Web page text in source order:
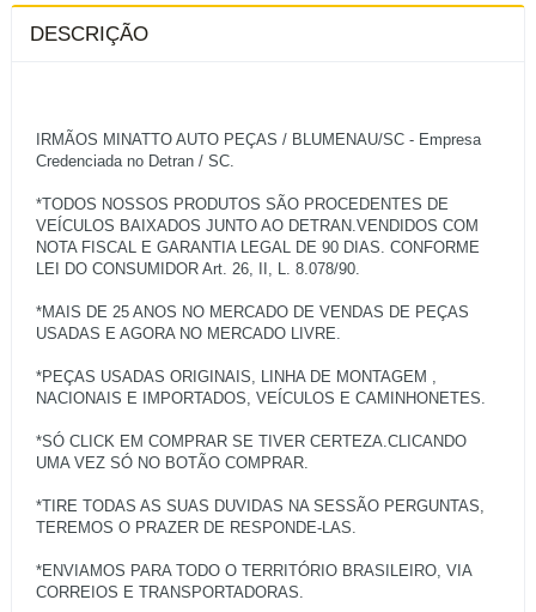
DESCRIÇÃO
IRMÃOS MINATTO AUTO PEÇAS / BLUMENAU/SC - Empresa
Credenciada no Detran / SC.
*TODOS NOSSOS PRODUTOS SÃO PROCEDENTES DE
VEÍCULOS BAIXADOS JUNTO AO DETRAN.VENDIDOS COM
NOTA FISCAL E GARANTIA LEGAL DE 90 DIAS. CONFORME
LEI DO CONSUMIDOR Art. 26, II, L. 8.078/90.
*MAIS DE 25 ANOS NO MERCADO DE VENDAS DE PEÇAS
USADAS E AGORA NO MERCADO LIVRE.
*PEÇAS USADAS ORIGINAIS, LINHA DE MONTAGEM ,
NACIONAIS E IMPORTADOS, VEÍCULOS E CAMINHONETES.
*SÓ CLICK EM COMPRAR SE TIVER CERTEZA.CLICANDO
UMA VEZ SÓ NO BOTÃO COMPRAR.
*TIRE TODAS AS SUAS DUVIDAS NA SESSÃO PERGUNTAS,
TEREMOS O PRAZER DE RESPONDE-LAS.
*ENVIAMOS PARA TODO O TERRITÓRIO BRASILEIRO, VIA
CORREIOS E TRANSPORTADORAS.